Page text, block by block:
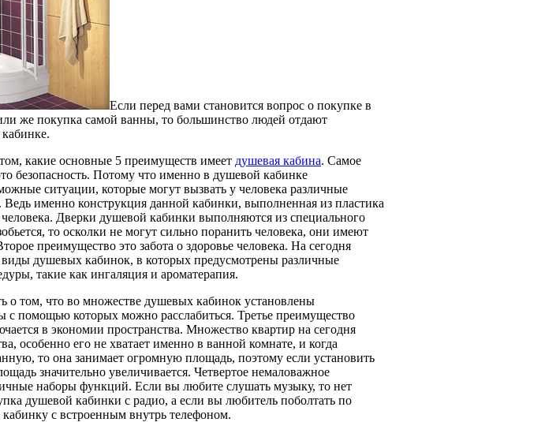
Если перед вами становится вопрос о покупке в
же покупка самой ванны, то большинство людей отдают
том, какие основные 5 преимуществ имеет душевая кабина. Самое
безопасность. Потому что именно в душевой кабинке
ситуации, которые могут вызвать у человека различные
именно конструкция данной кабинки, выполненная из пластика
человека. Дверки душевой кабинки выполняются из специального
то осколки не могут сильно поранить человека, они имеют
преимущество это забота о здоровье человека. На сегодня
душевых кабинок, в которых предусмотрены различные
такие как ингаляция и ароматерапия.
о том, что во множестве душевых кабинок установлены
с помощью которых можно расслабиться. Третье преимущество
в экономии пространства. Множество квартир на сегодня
особенно его не хватает именно в ванной комнате, и когда
то она занимает огромную площадь, поэтому если установить
значительно увеличивается. Четвертое немаловажное
наборы функций. Если вы любите слушать музыку, то нет
душевой кабинки с радио, а если вы любитель поболтать по
кабинку с встроенным внутрь телефоном.